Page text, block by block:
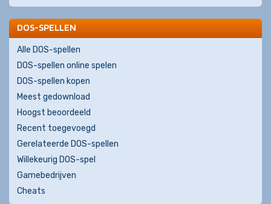
DOS-SPELLEN
Alle DOS-spellen
DOS-spellen online spelen
DOS-spellen kopen
Meest gedownload
Hoogst beoordeeld
Recent toegevoegd
Gerelateerde DOS-spellen
Willekeurig DOS-spel
Gamebedrijven
Cheats